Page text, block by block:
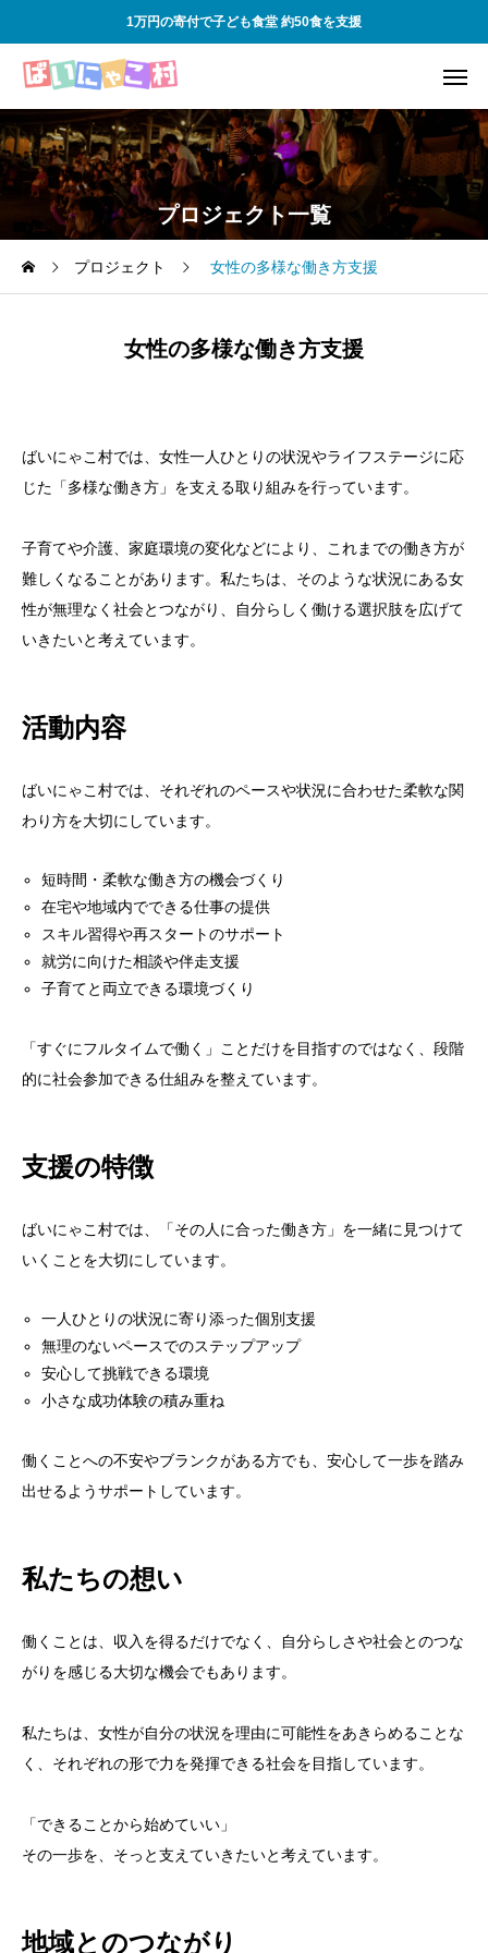
1万円の寄付で子ども食堂 約50食を支援
プロジェクト一覧
プロジェクト 女性の多様な働き方支援
女性の多様な働き方支援
ばいにゃこ村では、女性一人ひとりの状況やライフステージに応
じた「多様な働き方」を支える取り組みを行っています。
子育てや介護、家庭環境の変化などにより、これまでの働き方が
難しくなることがあります。私たちは、そのような状況にある女
性が無理なく社会とつながり、自分らしく働ける選択肢を広げて
いきたいと考えています。
活動内容
ばいにゃこ村では、それぞれのペースや状況に合わせた柔軟な関
わり方を大切にしています。
短時間・柔軟な働き方の機会づくり
在宅や地域内でできる仕事の提供
スキル習得や再スタートのサポート
就労に向けた相談や伴走支援
子育てと両立できる環境づくり
「すぐにフルタイムで働く」ことだけを目指すのではなく、段階
的に社会参加できる仕組みを整えています。
支援の特徴
ばいにゃこ村では、「その人に合った働き方」を一緒に見つけて
いくことを大切にしています。
一人ひとりの状況に寄り添った個別支援
無理のないペースでのステップアップ
安心して挑戦できる環境
小さな成功体験の積み重ね
働くことへの不安やブランクがある方でも、安心して一歩を踏み
出せるようサポートしています。
私たちの想い
働くことは、収入を得るだけでなく、自分らしさや社会とのつな
がりを感じる大切な機会でもあります。
私たちは、女性が自分の状況を理由に可能性をあきらめることな
く、それぞれの形で力を発揮できる社会を目指しています。
「できることから始めていい」
その一歩を、そっと支えていきたいと考えています。
地域とのつながり